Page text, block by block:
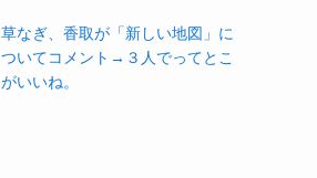
草なぎ、香取が「新しい地図」に
ついてコメント→３人でってとこ
がいいね。